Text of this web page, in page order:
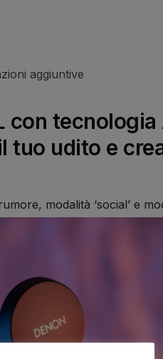
aggiuntive
con tecnologia
tuo udito e
modalità ‘social’ e